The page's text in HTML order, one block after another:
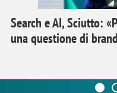
Search e AI, Sciutto:
una questione di